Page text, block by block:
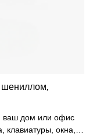
шениллом,
ваш дом или офис
клавиатуры, окна,